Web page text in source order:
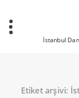
İstanbul
Etiket arşivi: